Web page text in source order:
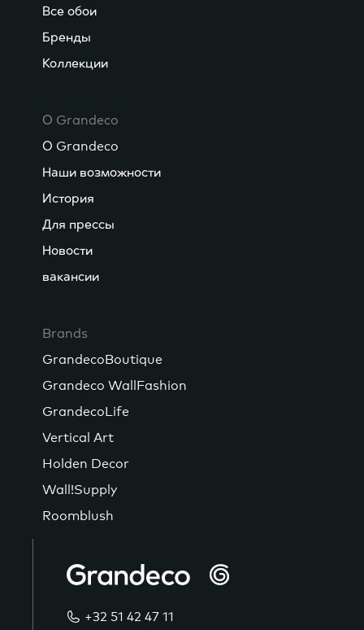
Все обои
Бренды
Коллекции
О Grandeco
О Grandeco
Наши возможности
История
Для прессы
Новости
вакансии
Brands
GrandecoBoutique
Grandeco WallFashion
GrandecoLife
Vertical Art
Holden Decor
Wall!Supply
Roomblush
+32 51 42 47 11